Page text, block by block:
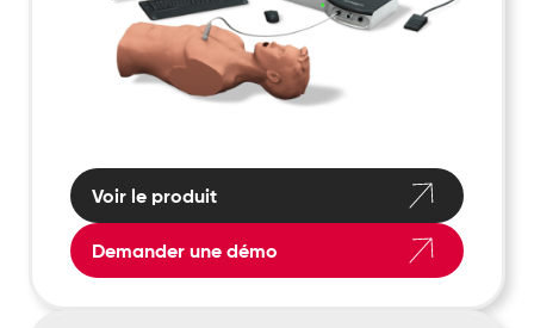
Voir le produit
Demander une démo